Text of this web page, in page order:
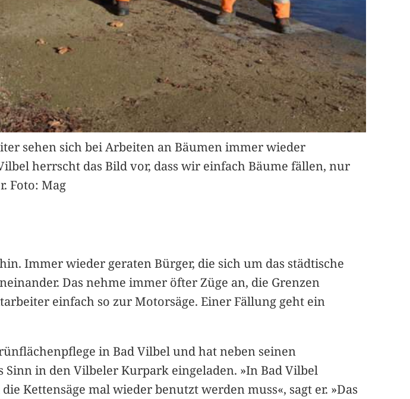
sehen sich bei Arbeiten an Bäumen immer wieder
herrscht das Bild vor, dass wir einfach Bäume fällen, nur
Foto: Mag
Immer wieder geraten Bürger, die sich um das städtische
Das nehme immer öfter Züge an, die Grenzen
einfach so zur Motorsäge. Einer Fällung geht ein
in Bad Vilbel und hat neben seinen
in den Vilbeler Kurpark eingeladen. »In Bad Vilbel
Kettensäge mal wieder benutzt werden muss«, sagt er. »Das